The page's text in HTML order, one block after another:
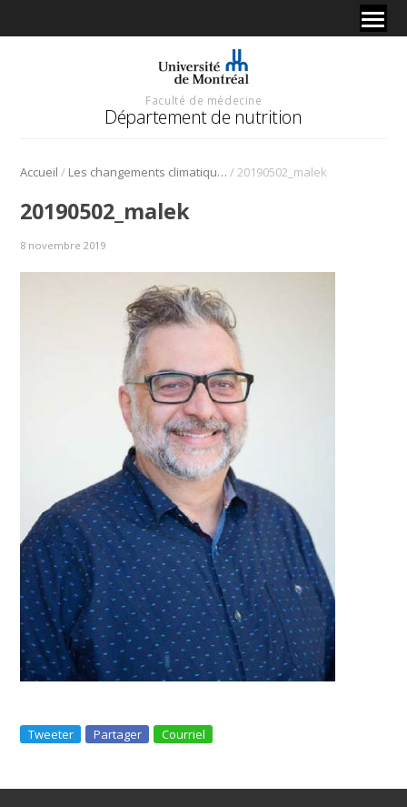
Faculté de médecine
Département de nutrition
Accueil / Les changements climatiques contribuent à l’insécurité alimentaire chez les Autochtones /20190502_malek
20190502_malek
8 novembre 2019
Tweeter Partager Courriel